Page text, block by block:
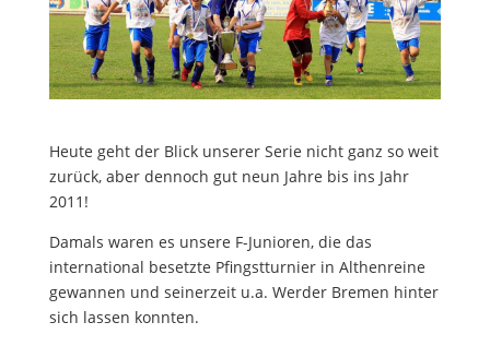
Heute geht der Blick unserer Serie nicht ganz so weit
zurück, aber dennoch gut neun Jahre bis ins Jahr
2011!
Damals waren es unsere F-Junioren, die das
international besetzte Pfingstturnier in Althenreine
gewannen und seinerzeit u.a. Werder Bremen hinter
sich lassen konnten.